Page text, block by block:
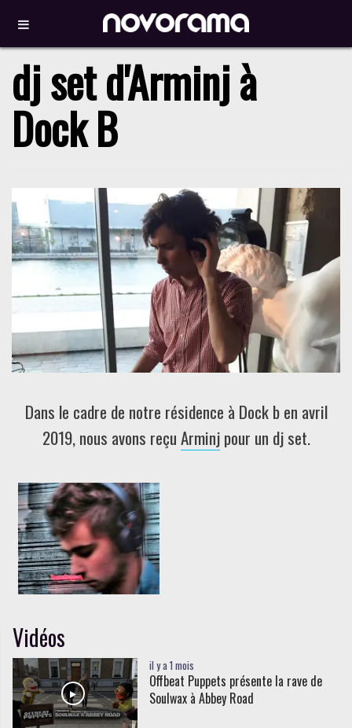
dj set d'Arminj à
Dock B
Dans le cadre de notre résidence à Dock b en avril
2019, nous avons reçuArminjpour un dj set.
Vidéos
il y a 1 mois
Offbeat Puppets présente la rave de
Soulwax à Abbey Road